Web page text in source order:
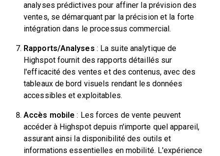
analyses prédictives pour affiner la prévision des
ventes, se démarquant par la précision et la forte
intégration dans le processus commercial.
Rapports/Analyses : La suite analytique de
Highspot fournit des rapports détaillés sur
l'efficacité des ventes et des contenus, avec des
tableaux de bord visuels rendant les données
accessibles et exploitables.
Accès mobile : Les forces de vente peuvent
accéder à Highspot depuis n'importe quel appareil,
assurant ainsi la disponibilité des outils et
informations essentielles en mobilité. L'expérience